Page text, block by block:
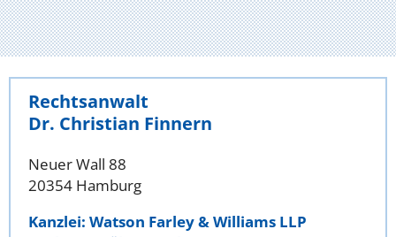
Rechtsanwalt
Dr. Christian Finnern
Neuer Wall 88
20354 Hamburg
Kanzlei: Watson Farley & Williams LLP